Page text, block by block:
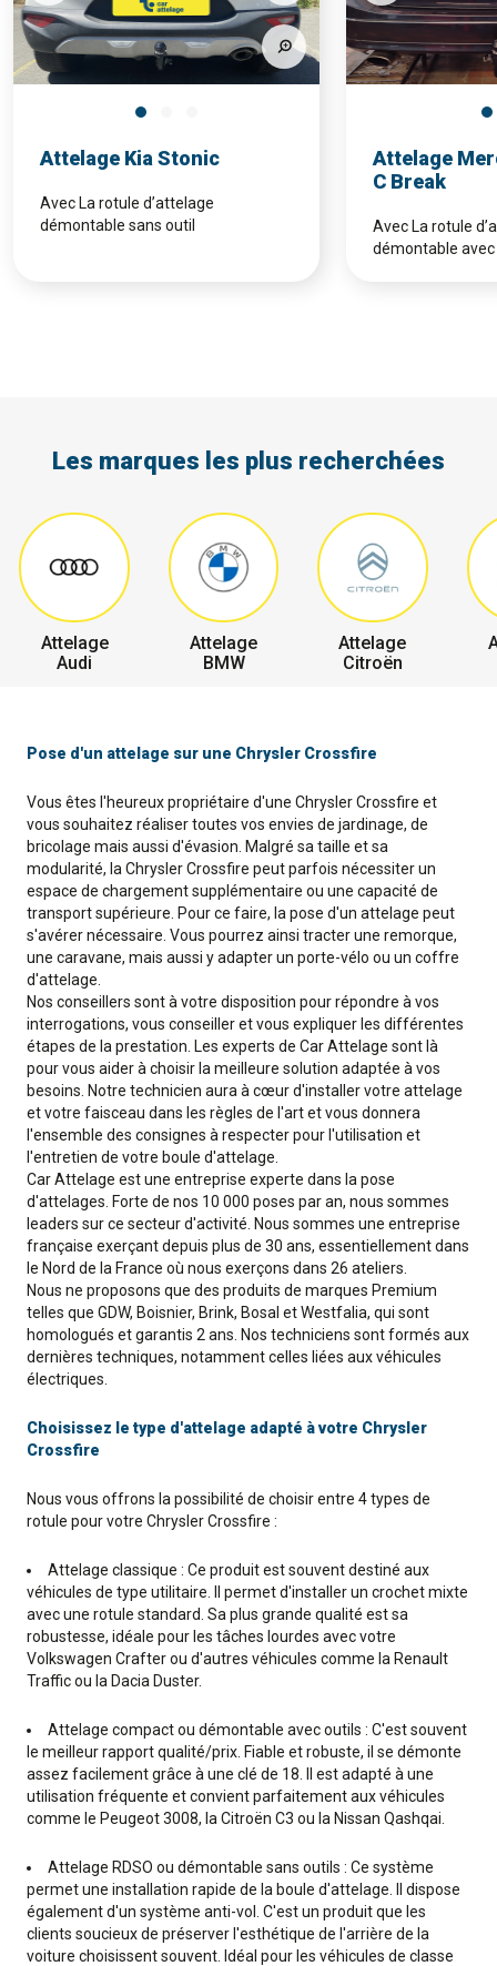
Attelage Kia Stonic
Avec La rotule d’attelage
démontable sans outil
Attelage
C Break
Avec La rotule
démontable
Les marques les plus recherchées
Attelage
Audi
Attelage
BMW
Attelage
Citroën
Pose d'un attelage sur une Chrysler Crossfire
Vous êtes l'heureux propriétaire d'une Chrysler Crossfire et
vous souhaitez réaliser toutes vos envies de jardinage, de
bricolage mais aussi d'évasion. Malgré sa taille et sa
modularité, la Chrysler Crossfire peut parfois nécessiter un
espace de chargement supplémentaire ou une capacité de
transport supérieure. Pour ce faire, la pose d'un attelage peut
s'avérer nécessaire. Vous pourrez ainsi tracter une remorque,
une caravane, mais aussi y adapter un porte-vélo ou un coffre
d'attelage.
Nos conseillers sont à votre disposition pour répondre à vos
interrogations, vous conseiller et vous expliquer les différentes
étapes de la prestation. Les experts de Car Attelage sont là
pour vous aider à choisir la meilleure solution adaptée à vos
besoins. Notre technicien aura à cœur d'installer votre attelage
et votre faisceau dans les règles de l'art et vous donnera
l'ensemble des consignes à respecter pour l'utilisation et
l'entretien de votre boule d'attelage.
Car Attelage est une entreprise experte dans la pose
d'attelages. Forte de nos 10 000 poses par an, nous sommes
leaders sur ce secteur d'activité. Nous sommes une entreprise
française exerçant depuis plus de 30 ans, essentiellement dans
le Nord de la France où nous exerçons dans 26 ateliers.
Nous ne proposons que des produits de marques Premium
telles que GDW, Boisnier, Brink, Bosal et Westfalia, qui sont
homologués et garantis 2 ans. Nos techniciens sont formés aux
dernières techniques, notamment celles liées aux véhicules
électriques.
Choisissez le type d'attelage adapté à votre Chrysler
Crossfire
Nous vous offrons la possibilité de choisir entre 4 types de
rotule pour votre Chrysler Crossfire :
Attelage classique : Ce produit est souvent destiné aux
véhicules de type utilitaire. Il permet d'installer un crochet mixte
avec une rotule standard. Sa plus grande qualité est sa
robustesse, idéale pour les tâches lourdes avec votre
Volkswagen Crafter ou d'autres véhicules comme la Renault
Traffic ou la Dacia Duster.
Attelage compact ou démontable avec outils : C'est souvent
le meilleur rapport qualité/prix. Fiable et robuste, il se démonte
assez facilement grâce à une clé de 18. Il est adapté à une
utilisation fréquente et convient parfaitement aux véhicules
comme le Peugeot 3008, la Citroën C3 ou la Nissan Qashqai.
Attelage RDSO ou démontable sans outils : Ce système
permet une installation rapide de la boule d'attelage. Il dispose
également d'un système anti-vol. C'est un produit que les
clients soucieux de préserver l'esthétique de l'arrière de la
voiture choisissent souvent. Idéal pour les véhicules de classe